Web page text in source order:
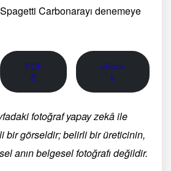
Carbonarayı denemeye
PDF
📄
eBook
📱
fotoğraf yapay zekâ ile
bir görseldir; belirli bir üreticinin,
anın belgesel fotoğrafı değildir.